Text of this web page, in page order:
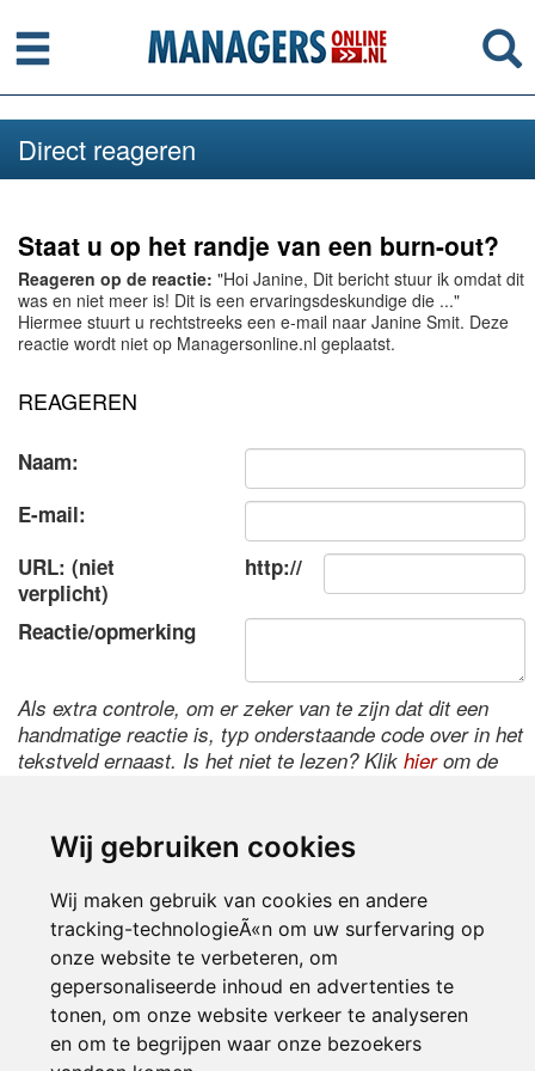
Wij gebruiken cookies
Wij maken gebruik van cookies en andere
tracking-technologieÃ«n om uw surfervaring op
onze website te verbeteren, om
gepersonaliseerde inhoud en advertenties te
tonen, om onze website verkeer te analyseren
en om te begrijpen waar onze bezoekers
Menu
Direct reageren
Staat u op het randje van een burn-out?
Reageren op de reactie: "Hoi Janine, Dit bericht stuur ik omdat dit
was en niet meer is! Dit is een ervaringsdeskundige die ..."
Hiermee stuurt u rechtstreeks een e-mail naar Janine Smit. Deze
reactie wordt niet op Managersonline.nl geplaatst.
REAGEREN
Naam:
E-mail:
URL: (niet
verplicht)
http://
Reactie/opmerking
Als extra controle, om er zeker van te zijn dat dit een
handmatige reactie is, typ onderstaande code over in het
tekstveld ernaast. Is het niet te lezen? Klik hierom de
Inloggen